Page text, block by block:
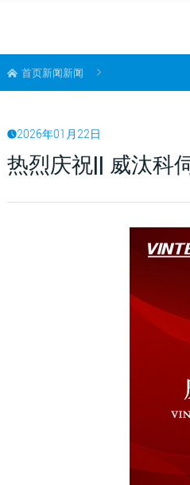
首页新闻新闻
2026年01月22日
热烈庆祝|| 威汰科